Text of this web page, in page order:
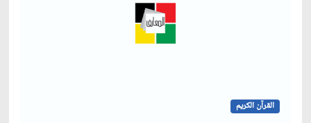
القرآن الكريم